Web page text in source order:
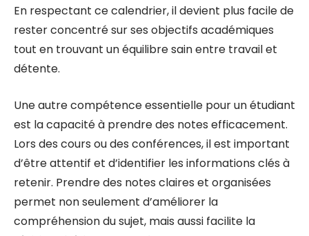
En respectant ce calendrier, il devient plus facile de
rester concentré sur ses objectifs académiques
tout en trouvant un équilibre sain entre travail et
détente.
Une autre compétence essentielle pour un étudiant
est la capacité à prendre des notes efficacement.
Lors des cours ou des conférences, il est important
d’être attentif et d’identifier les informations clés à
retenir. Prendre des notes claires et organisées
permet non seulement d’améliorer la
compréhension du sujet, mais aussi facilite la